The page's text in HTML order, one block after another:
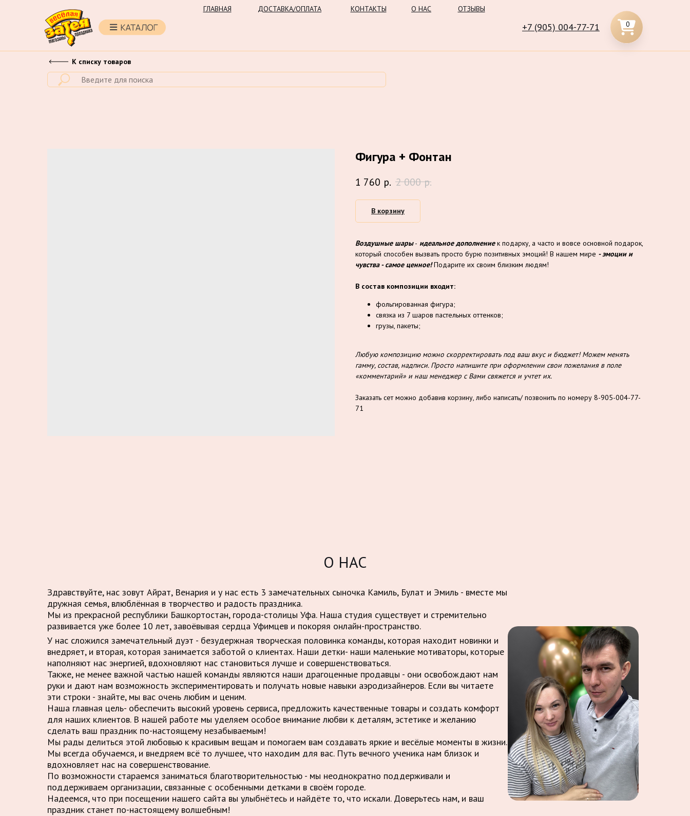
0
ДОСТАВКА/ОПЛАТА
ГЛАВНАЯ КОНТАКТЫ О НАС ОТЗЫВЫ
+7 (905) 004-77-71
К списку товаров
Фигура + Фонтан
1 760 р. 2 000 р.
В корзину
Воздушные шары- идеальное дополнениек подарку, а часто и вовсе основной подарок,
который способен вызвать просто бурю позитивных эмоций! В нашем мире - эмоции и
чувства - самое ценное!Подарите их своим близким людям!
В состав композиции входит:
фольгированная фигура;
связка из 7 шаров пастельных оттенков;
грузы, пакеты;
Любую композицию можно скорректировать под ваш вкус и бюджет! Можем менять
гамму, состав, надписи. Просто напишите при оформлении свои пожелания в поле
«комментарий» и наш менеджер с Вами свяжется и учтет их.
Заказать сет можно добавив корзину, либо написать/ позвонить по номеру 8-905-004-77-
71
О НАС
Здравствуйте, нас зовут Айрат, Венария и у нас есть 3 замечательных сыночка Камиль, Булат и Эмиль - вместе мы
дружная семья, влюблённая в творчество и радость праздника.
Мы из прекрасной республики Башкортостан, города-столицы Уфа. Наша студия существует и стремительно
развивается уже более 10 лет, завоёвывая сердца Уфимцев и покоряя онлайн-пространство.
У нас сложился замечательный дуэт - безудержная творческая половинка команды, которая находит новинки и
внедряет, и вторая, которая занимается заботой о клиентах. Наши детки- наши маленькие мотиваторы, которые
наполняют нас энергией, вдохновляют нас становиться лучше и совершенствоваться.
Также, не менее важной частью нашей команды являются наши драгоценные продавцы - они освобождают нам
руки и дают нам возможность экспериментировать и получать новые навыки аэродизайнеров. Если вы читаете
эти строки - знайте, мы вас очень любим и ценим.
Наша главная цель- обеспечить высокий уровень сервиса, предложить качественные товары и создать комфорт
для наших клиентов. В нашей работе мы уделяем особое внимание любви к деталям, эстетике и желанию
сделать ваш праздник по-настоящему незабываемым!
Мы рады делиться этой любовью к красивым вещам и помогаем вам создавать яркие и весёлые моменты в жизни.
Мы всегда обучаемся, и внедряем всё то лучшее, что находим для вас. Путь вечного ученика нам близок и
вдохновляет нас на совершенствование.
По возможности стараемся заниматься благотворительностью - мы неоднократно поддерживали и
поддерживаем организации, связанные с особенными детками в своём городе.
Надеемся, что при посещении нашего сайта вы улыбнётесь и найдёте то, что искали. Доверьтесь нам, и ваш
праздник станет по-настоящему волшебным!